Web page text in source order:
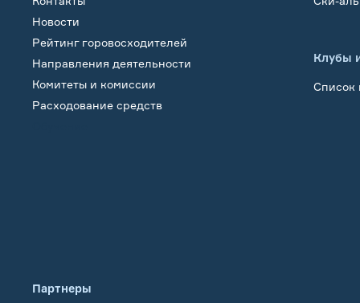
Новости
Рейтинг горовосходителей
Направления деятельности
Комитеты и комиссии
Расходование средств
Клубы
Список
Партнеры